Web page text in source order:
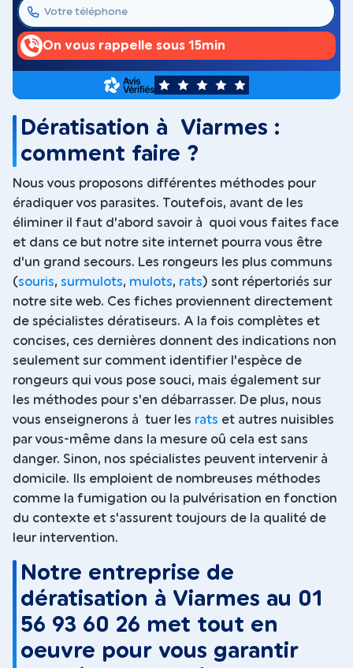
On vous rappelle sous 15min
5
Dératisation à Viarmes :
comment faire ?
Nous vous proposons différentes méthodes pour
éradiquer vos parasites. Toutefois, avant de les
éliminer il faut d'abord savoir à quoi vous faites face
et dans ce but notre site internet pourra vous être
d'un grand secours. Les rongeurs les plus communs
(souris, surmulots, mulots, rats) sont répertoriés sur
notre site web. Ces fiches proviennent directement
de spécialistes dératiseurs. A la fois complètes et
concises, ces dernières donnent des indications non
seulement sur comment identifier l'espèce de
rongeurs qui vous pose souci, mais également sur
les méthodes pour s'en débarrasser. De plus, nous
vous enseignerons à tuer les rats et autres nuisibles
par vous-même dans la mesure oû cela est sans
danger. Sinon, nos spécialistes peuvent intervenir à
domicile. Ils emploient de nombreuses méthodes
comme la fumigation ou la pulvérisation en fonction
du contexte et s'assurent toujours de la qualité de
leur intervention.
Notre entreprise de
dératisation à Viarmes au 01
56 93 60 26 met tout en
oeuvre pour vous garantir